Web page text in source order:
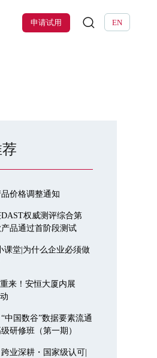
EN
申请试用
价格调整通知
权威测评综合第
品通过首阶段测试
课堂|为什么企业必须做
来！安恒大厦内展
中国数谷”数据要素流通
研修班（第一期）
业深耕・国家级认可|